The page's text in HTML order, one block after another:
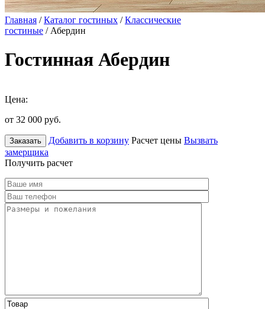
Главная /Каталог гостиных /Классические
гостиные / Абердин
Гостинная Абердин
Цена:
от 32 000 руб.
Заказать Добавить в корзину Расчет цены Вызвать
замерщика
Получить расчет